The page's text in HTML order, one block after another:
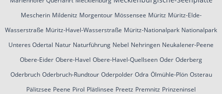
Mescherin Mildenitz Morgentour Mössensee Müritz Müritz-Elde-
Wasserstraße Müritz-Havel-Wasserstraße Müritz-Nationalpark Nationalpark
Unteres Odertal Natur Naturführung Nebel Nehringen Neukalener-Peene
Obere-Eider Obere-Havel Obere-Havel-Quellseen Oder Oderberg
Oderbruch Oderbruch-Rundtour Oderpolder Odra Ölmühle-Plön Osterau
Pälitzsee Peene Pirol Plätlinsee Preetz Premnitz Prinzeninsel